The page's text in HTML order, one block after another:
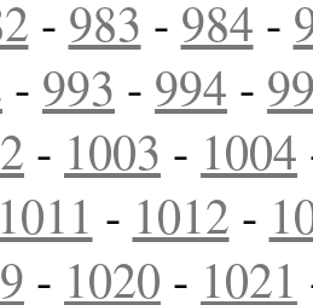
- 983 - 984 -
- 993 - 994 -
- 1003 - 1004
1011 - 1012 -
- 1020 - 1021